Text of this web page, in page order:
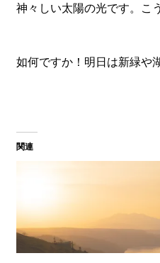
付口はこちら
ジネス課題解決コミュ
のビジネス課題解決コミュニティ
神々しい太陽の光です。こ
如何ですか！明日は新緑や
関連